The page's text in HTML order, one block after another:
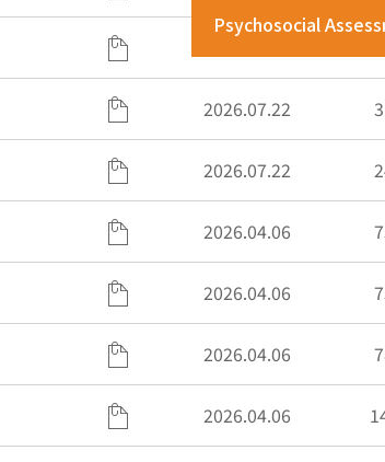
Psychosocial
2026.07.22
2026.07.22
2026.04.06
2026.04.06
2026.04.06
2026.04.06